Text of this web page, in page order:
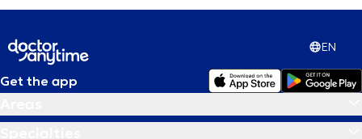
EN
Get the app